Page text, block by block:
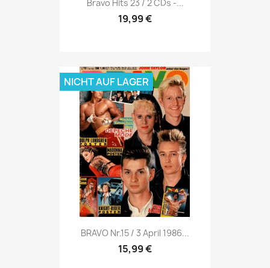
Bravo Hits 23 / 2 CDs -...
19,99 €
Vorschau
BRAVO Nr.15 / 3 April 1986...
15,99 €
NICHT AUF LAGER